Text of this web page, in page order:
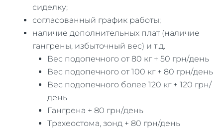
сиделку;
согласованный график работы;
наличие дополнительных плат (наличие
гангрены, избыточный вес) и т.д.
Вес подопечного от 80 кг + 50 грн/день
Вес подопечного от 100 кг + 80 грн/день
Вес подопечного более 120 кг + 120 грн/
день
Гангрена + 80 грн/день
Трахеостома, зонд + 80 грн/день